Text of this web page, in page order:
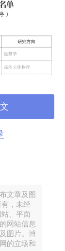
文章及图
，未经
、平面
网站信息
图片。博
的立场和